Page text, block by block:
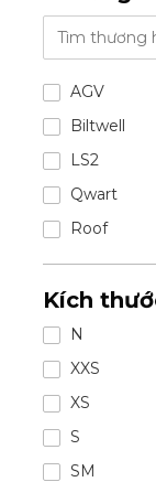
AGV
Biltwell
LS2
Qwart
Roof
Kích
N
XXS
XS
S
SM